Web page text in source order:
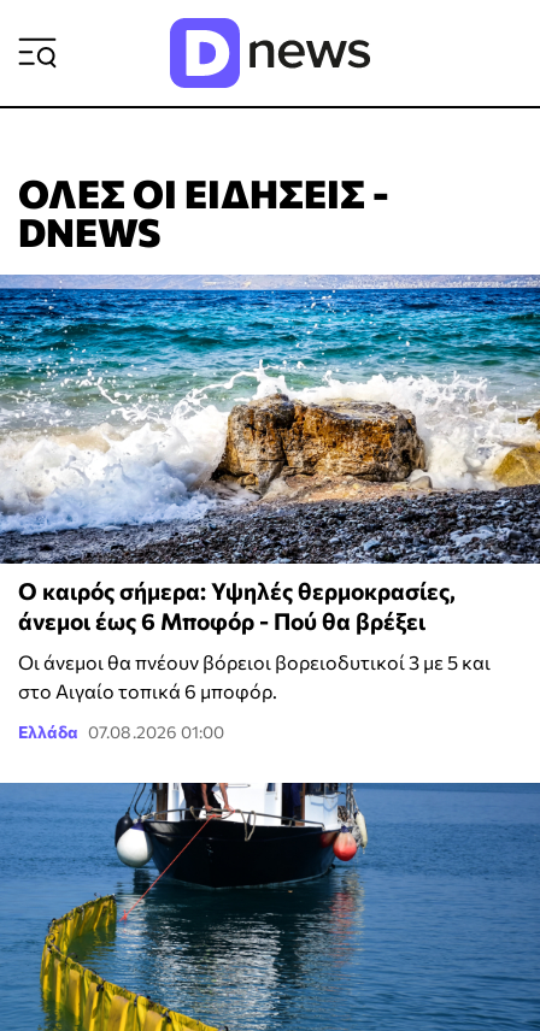
ΌΛΕΣ ΟΙ ΕΙΔΉΣΕΙΣ -
DNEWS
Ο καιρός σήμερα: Υψηλές θερμοκρασίες,
άνεμοι έως 6 Μποφόρ - Πού θα βρέξει
Οι άνεμοι θα πνέουν βόρειοι βορειοδυτικοί 3 με 5 και
στο Αιγαίο τοπικά 6 μποφόρ.
Ελλάδα 07.08.2026 01:00